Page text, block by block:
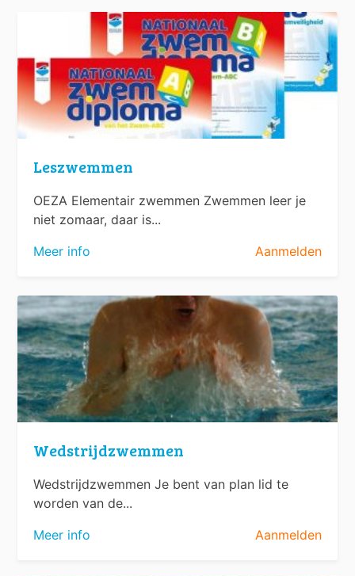
Leszwemmen
OEZA Elementair zwemmen Zwemmen leer je
niet zomaar, daar is...
Meer info
Aanmelden
Wedstrijdzwemmen
Wedstrijdzwemmen Je bent van plan lid te
worden van de...
Meer info
Aanmelden